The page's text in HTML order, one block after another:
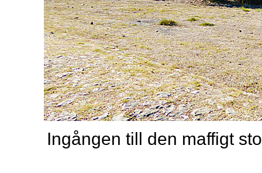
Ingången till den maffigt